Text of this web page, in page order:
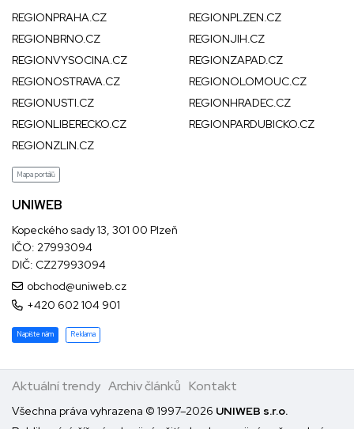
REGIONPRAHA.CZ
REGIONPLZEN.CZ
REGIONBRNO.CZ
REGIONJIH.CZ
REGIONVYSOCINA.CZ
REGIONZAPAD.CZ
REGIONOSTRAVA.CZ
REGIONOLOMOUC.CZ
REGIONUSTI.CZ
REGIONHRADEC.CZ
REGIONLIBERECKO.CZ
REGIONPARDUBICKO.CZ
REGIONZLIN.CZ
Mapa portálů
UNIWEB
Kopeckého sady 13, 301 00 Plzeň
IČO: 27993094
DIČ: CZ27993094
obchod@uniweb.cz
+420 602 104 901
Napište nám Reklama
Aktuální trendy Archiv článků Kontakt
Všechna práva vyhrazena © 1997–2026 UNIWEB s.r.o.